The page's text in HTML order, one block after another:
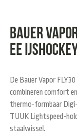
Bauer
EE
De Bauer Vapor
combineren comfort
thermo-formbaar
TUUK Lightspeed-
staalwissel.